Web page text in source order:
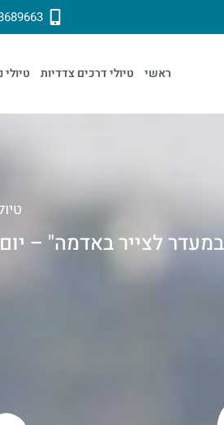
ראשי טיולי דרכים צדדיות
במעדר לצייר באדמה" –